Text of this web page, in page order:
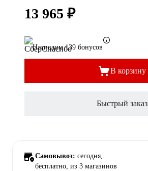
13 965 ₽
Начислим 139 бонусов
В корзину
Быстрый заказ
Самовывоз: сегодня,
бесплатно, из 3 магазинов